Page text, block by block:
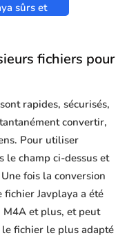
sûrs et
fichiers pour
rapides, sécurisés,
convertir,
Pour utiliser
le champ ci-dessus et
fois la conversion
Javplaya a été
M4A et plus, et peut
fichier le plus adapté